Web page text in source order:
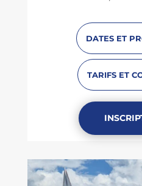
DATES ET
TARIFS ET